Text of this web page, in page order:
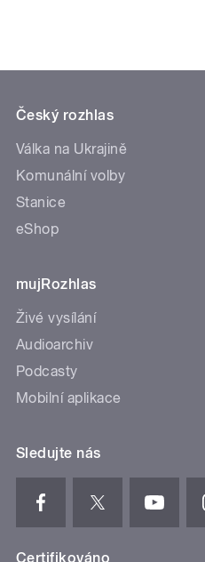
Český rozhlas
Válka na Ukrajině
Komunální volby
Stanice
eShop
mujRozhlas
Živé vysílání
Audioarchiv
Podcasty
Mobilní aplikace
Sledujte nás
Certifikováno